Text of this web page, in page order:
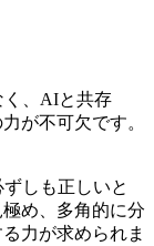
く、AIと共存
が不可欠です。
しも正しいと
め、多角的に分
力が求められま